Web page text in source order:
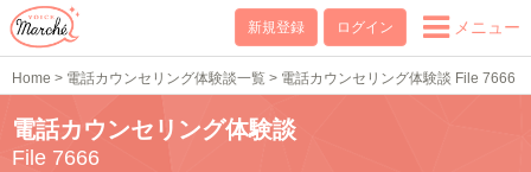
新規登録 ログイン メニュー
Home > 電話カウンセリング体験談一覧 > 電話カウンセリング体験談 File 7666
電話カウンセリング体験談
File 7666